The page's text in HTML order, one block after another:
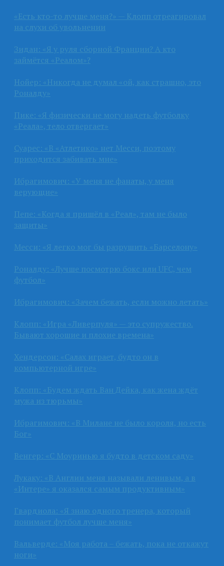
«Есть кто-то лучше меня?» — Клопп отреагировал
на слухи об увольнении
Зидан: «Я у руля сборной Франции? А кто
займётся «Реалом»?
Нойер: «Никогда не думал «ой, как страшно, это
Роналду»
Пике: «Я физически не могу надеть футболку
«Реала», тело отвергает»
Суарес: «В «Атлетико» нет Месси, поэтому
приходится забивать мне»
Ибрагимович: «У меня не фанаты, у меня
верующие»
Пепе: «Когда я пришёл в «Реал», там не было
защиты»
Месси: «Я легко мог бы разрушить «Барселону»
Роналду: «Лучше посмотрю бокс или UFC, чем
футбол»
Ибрагимович: «Зачем бежать, если можно летать»
Клопп: «Игра «Ливерпуля» — это супружество.
Бывают хорошие и плохие времена»
Хендерсон: «Салах играет, будто он в
компьютерной игре»
Клопп: «Будем ждать Ван Дейка, как жена ждёт
мужа из тюрьмы»
Ибрагимович: «В Милане не было короля, но есть
Бог»
Венгер: «С Моуринью я будто в детском саду»
Лукаку: «В Англии меня называли ленивым, а в
«Интере» я оказался самым продуктивным»
Гвардиола: «Я знаю одного тренера, который
понимает футбол лучше меня»
Вальверде: «Моя работа – бежать, пока не откажут
ноги»